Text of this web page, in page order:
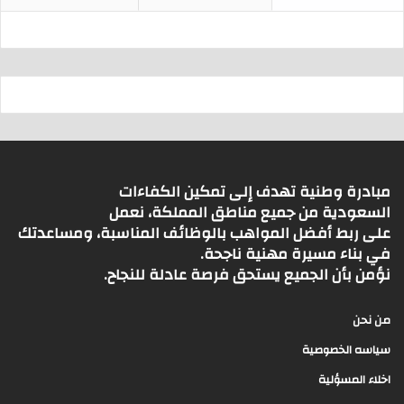
مبادرة وطنية تهدف إلى تمكين الكفاءات
السعودية من جميع مناطق المملكة، نعمل
على ربط أفضل المواهب بالوظائف المناسبة، ومساعدتك
في بناء مسيرة مهنية ناجحة.
نؤمن بأن الجميع يستحق فرصة عادلة للنجاح.
من نحن
سياسه الخصوصية
اخلاء المسؤلية